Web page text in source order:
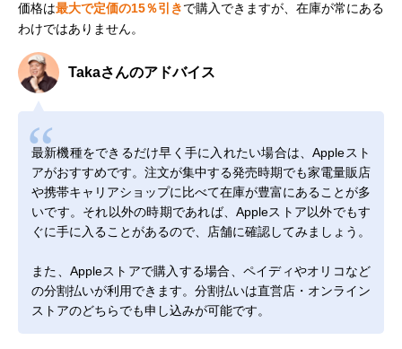
価格は最大で定価の15％引きで購入できますが、在庫が常にある
わけではありません。
Takaさんのアドバイス
最新機種をできるだけ早く手に入れたい場合は、Appleスト
アがおすすめです。注文が集中する発売時期でも家電量販店
や携帯キャリアショップに比べて在庫が豊富にあることが多
いです。それ以外の時期であれば、Appleストア以外でもす
ぐに手に入ることがあるので、店舗に確認してみましょう。
また、Appleストアで購入する場合、ペイディやオリコなど
の分割払いが利用できます。分割払いは直営店・オンライン
ストアのどちらでも申し込みが可能です。